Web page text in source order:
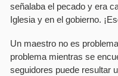
señalaba el pecado y era
Iglesia y en el gobierno.
Un maestro no es
problema mientras se
seguidores puede resultar